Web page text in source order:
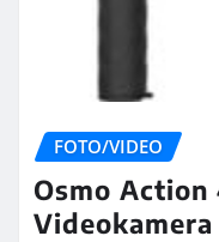
FOTO/VIDEO
Osmo Action
Videokamera